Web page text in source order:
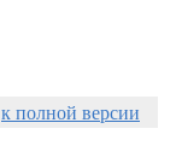
к полной версии